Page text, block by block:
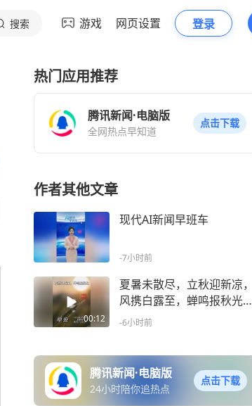
搜索 游戏 网页设置 登录
热门应用推荐
腾讯新闻·电脑版
全网热点早知道
点击下载
作者其他文章
现代AI新闻早班车
-7小时前
00:12
夏暑未散尽，立秋迎新凉，
风携白露至，蝉鸣报秋光，
啃瓜消余暑，贴膘纳安康，
份福气，评论区接秋凉，愿
家人平安顺遂！
-6小时前
腾讯新闻·电脑版
24小时陪你追热点
点击下载